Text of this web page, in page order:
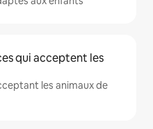
qui acceptent les
les animaux de